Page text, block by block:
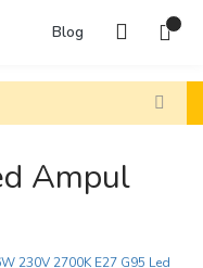
Blog
Ampul